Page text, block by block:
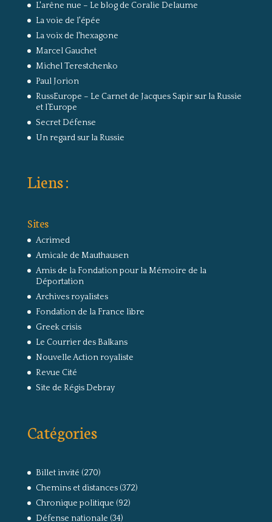
L'arêne nue – Le blog de Coralie Delaume
La voie de l'épée
La voix de l'hexagone
Marcel Gauchet
Michel Terestchenko
Paul Jorion
RussEurope – Le Carnet de Jacques Sapir sur la Russie
et l’Europe
Secret Défense
Un regard sur la Russie
Liens :
Sites
Acrimed
Amicale de Mauthausen
Amis de la Fondation pour la Mémoire de la
Déportation
Archives royalistes
Fondation de la France libre
Greek crisis
Le Courrier des Balkans
Nouvelle Action royaliste
Revue Cité
Site de Régis Debray
Catégories
Billet invité (270)
Chemins et distances(372)
Chronique politique (92)
Défense nationale (34)